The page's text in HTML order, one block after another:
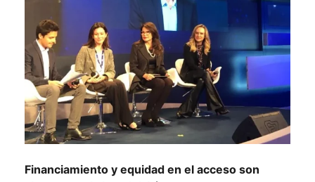
Financiamiento y equidad en el acceso son